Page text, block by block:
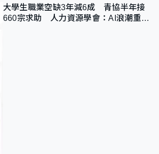
大學生職業空缺3年減6成 青協半年接
660宗求助 人力資源學會：AI浪潮重整